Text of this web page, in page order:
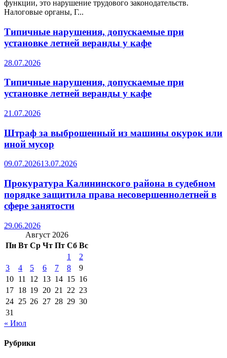
функции, это нарушение трудового законодательств.
Налоговые органы, Г...
Типичные нарушения, допускаемые при
установке летней веранды у кафе
28.07.2026
Типичные нарушения, допускаемые при
установке летней веранды у кафе
21.07.2026
Штраф за выброшенный из машины окурок или
иной мусор
09.07.202613.07.2026
Прокуратура Калининского района в судебном
порядке защитила права несовершеннолетней в
сфере занятости
29.06.2026
Август 2026
Пн Вт Ср Чт Пт Сб Вс
1
2
3
4 5 6 7 8
9
10 11 12 13 14 15 16
17 18 19 20 21 22 23
24 25 26 27 28 29 30
31
« Июл
Рубрики